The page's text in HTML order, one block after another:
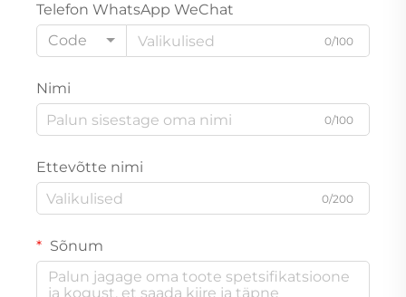
Telefon WhatsApp WeChat
Code
0/100
Nimi
0/100
Ettevõtte nimi
0/200
Sõnum